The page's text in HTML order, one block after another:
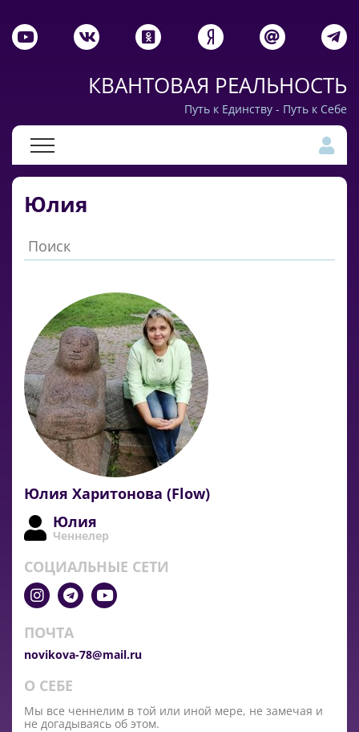
КВАНТОВАЯ РЕАЛЬНОСТЬ
Путь к Единству - Путь к Себе
Юлия
Юлия Харитонова (Flow)
Юлия
Ченнелер
СОЦИАЛЬНЫЕ СЕТИ
ПОЧТА
novikova-78@mail.ru
О СЕБЕ
Мы все ченнелим в той или иной мере, не замечая и
не догадываясь об этом.